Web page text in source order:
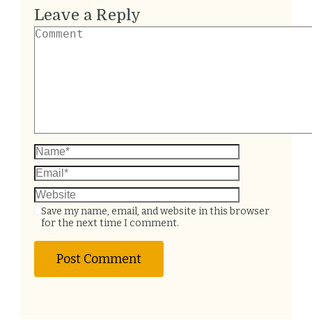
Leave a Reply
Save my name, email, and website in this browser
for the next time I comment.